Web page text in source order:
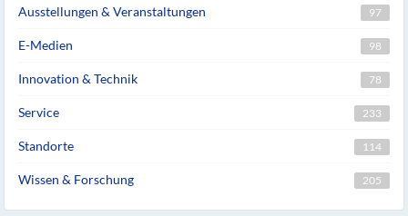
Ausstellungen & Veranstaltungen 97
E-Medien 98
Innovation & Technik 78
Service 233
Standorte 114
Wissen & Forschung 205